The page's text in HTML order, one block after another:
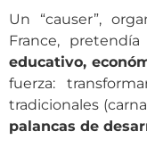
Un “causer”,
France, pretendía
educativo,
fuerza:
tradicionales
palancas de